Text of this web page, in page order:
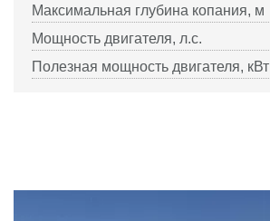
Максимальная глубина копания, м
Мощность двигателя, л.с.
Полезная мощность двигателя, кВт